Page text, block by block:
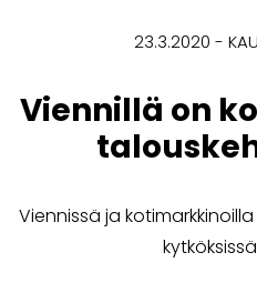
23.3.2020
Viennillä on
Viennissä ja